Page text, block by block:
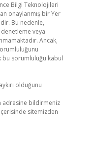
Bilgi Teknolojileri
onaylanmış bir Yer
Bu nedenle,
veya
Ancak,
bu sorumluluğu kabul
olduğunu
adresine bildirmeniz
sitemizden